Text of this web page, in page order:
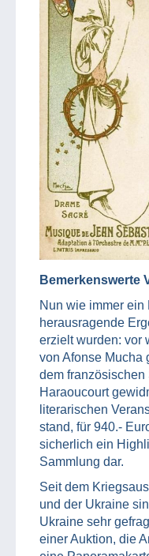
Bemerkenswerte
Nun wie immer
herausragende
erzielt wurden: vor
von Afonse Mucha
dem französischen
Haraoucourt
literarischen
stand, für 940.-
sicherlich ein
Sammlung dar.
Seit dem
und der Ukraine
Ukraine sehr
einer Auktion, die